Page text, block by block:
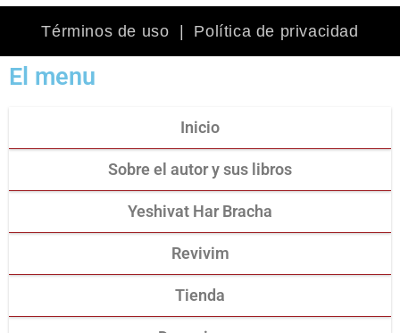
Términos de uso Política de privacidad
El menu
Inicio
Sobre el autor y sus libros
Yeshivat Har Bracha
Revivim
Tienda